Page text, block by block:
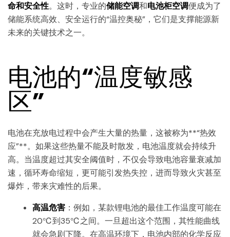
命和安全性。这时，专业的储能空调和电池柜空调便成为了
储能系统高效、安全运行的“温控奥秘”，它们是支撑能源新
未来的关键技术之一。
电池的“温度敏感
区”
电池在充放电过程中会产生大量的热量，这被称为**“热效
应”**。如果这些热量不能及时散发，电池温度就会持续升
高。当温度超过其安全阈值时，不仅会导致电池容量衰减加
速，循环寿命缩短，更可能引发热失控，进而导致火灾甚至
爆炸，带来灾难性的后果。
高温危害 ：例如，某款锂电池的最佳工作温度可能在
20℃到35℃之间。一旦超出这个范围，其性能曲线
就会急剧下降。在高温环境下，电池内部的化学反应